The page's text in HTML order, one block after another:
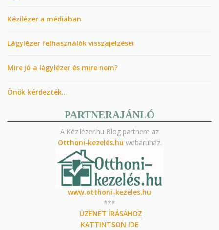
Kézilézer a médiában
Lágylézer felhasználók visszajelzései
Mire jó a lágylézer és mire nem?
Önök kérdezték…
PARTNERAJÁNLÓ
A Kézilézer.hu Blog partnere az
Otthoni-kezelés.hu webáruház.
www.otthoni-kezeles.hu
***
ÜZENET ÍRÁSÁHOZ
KATTINTSON IDE